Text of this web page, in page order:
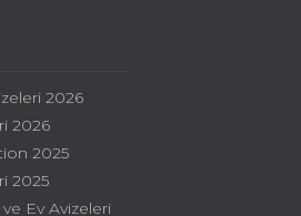
2026
2026
2025
2025
Ev Avizeleri